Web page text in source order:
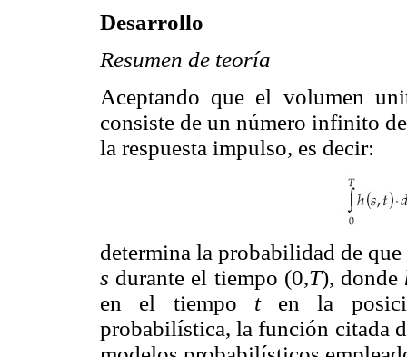
Desarrollo
Resumen de teoría
Aceptando que el volumen
consiste de un número infinito
la respuesta impulso, es decir:
determina la probabilidad de
s durante el tiempo (0,T), donde
en el tiempo ten la
probabilística, la función citada